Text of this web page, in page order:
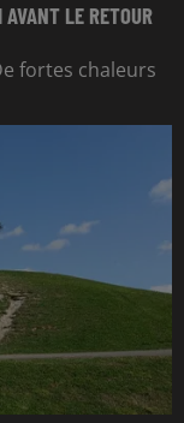
LE RETOUR
fortes chaleurs